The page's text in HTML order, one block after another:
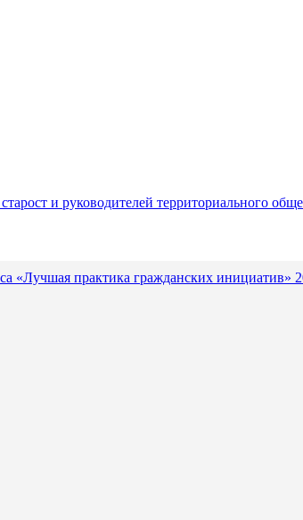
и руководителей территориального
«Лучшая практика гражданских инициатив»